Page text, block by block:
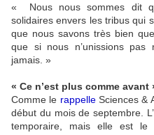
« Nous nous sommes dit
solidaires envers les tribus qui
que nous savons très bien
que si nous n’unissions pas
jamais. »
« Ce n’est plus comme avant
Comme le rappelleSciences &
début du mois de septembre.
temporaire, mais elle est le